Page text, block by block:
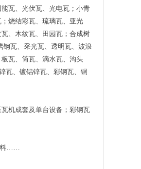
瓦、光伏瓦、光电瓦；小青
烧结彩瓦、琉璃瓦、亚光
、木纹瓦、田园瓦；合成树
钢瓦、采光瓦、透明瓦、波浪
瓦、筒瓦、滴水瓦、沟头
瓦、镀铝锌瓦、彩钢瓦、铜
机成套及单台设备；彩钢瓦
料……